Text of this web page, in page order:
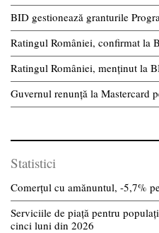
BID gestionează granturile
Ratingul României, confirmat la
Ratingul României, menținut la
Guvernul renunță la Mastercard
Statistici
Comerțul cu amănuntul, -5,7%
Serviciile de piață pentru
cinci luni din 2026